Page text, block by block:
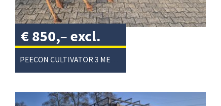
€ 850,– excl.
btw/